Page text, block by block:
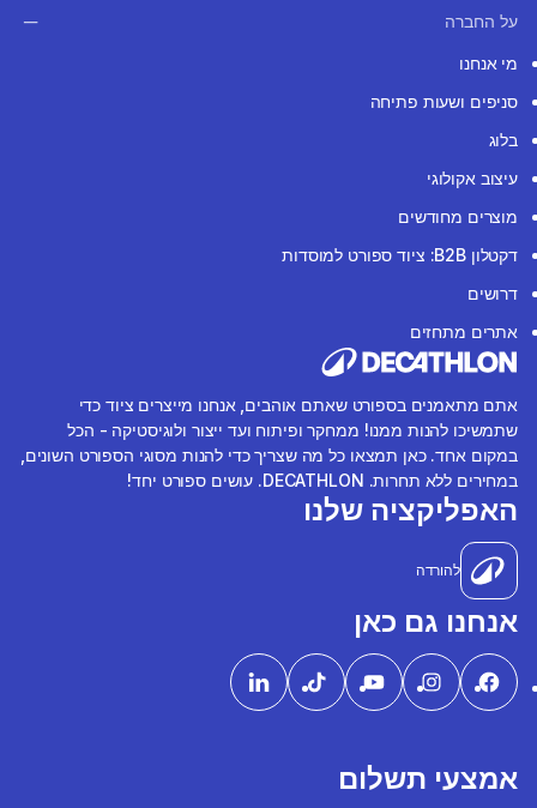
על החברה
מי אנחנו
סניפים ושעות פתיחה
בלוג
עיצוב אקולוגי
מוצרים מחודשים
דקטלון B2B: ציוד ספורט למוסדות
דרושים
אתרים מתחזים
אתם מתאמנים בספורט שאתם אוהבים, אנחנו מייצרים ציוד כדי
שתמשיכו להנות ממנו! ממחקר ופיתוח ועד ייצור ולוגיסטיקה - הכל
במקום אחד. כאן תמצאו כל מה שצריך כדי להנות מסוגי הספורט השונים,
במחירים ללא תחרות. DECATHLON. עושים ספורט יחד!
האפליקציה שלנו
להורדה
אנחנו גם כאן
אמצעי תשלום